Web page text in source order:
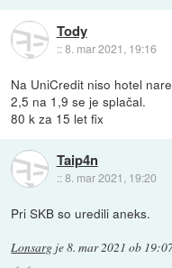
Tody
::8. mar 2021, 19:16
Na UniCredit niso hotel
2,5 na 1,9 se je splačal.
80 k za 15 let fix
Taip4n
::8. mar 2021, 19:20
Pri SKB so uredili aneks.
Lonsarg je8. mar 2021 ob